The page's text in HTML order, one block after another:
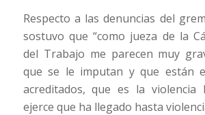
Respecto a las denuncias del
sostuvo que “como jueza de la
del Trabajo me parecen muy
que se le imputan y que están
acreditados, que es la violencia
ejerce que ha llegado hasta